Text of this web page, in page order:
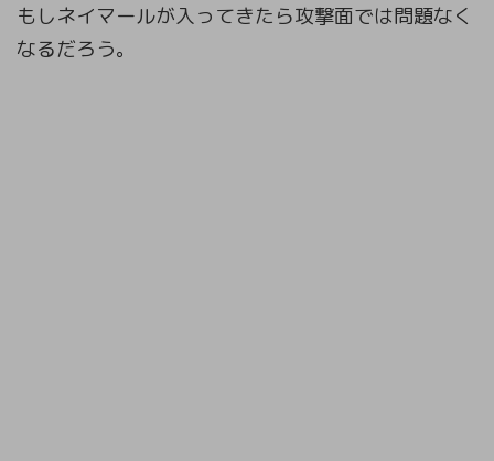
もしネイマールが入ってきたら攻撃面では問題なく
なるだろう。